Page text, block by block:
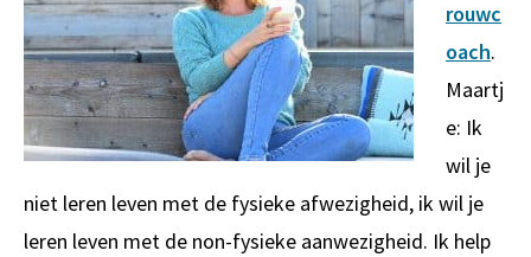
rouwc
oach.
Maartj
e: Ik
wil je
niet leren leven met de fysieke afwezigheid, ik wil je
leren leven met de non-fysieke aanwezigheid. Ik help